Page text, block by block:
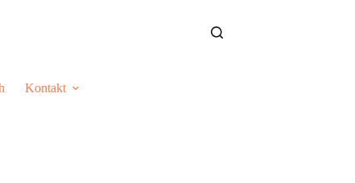
Kontakt